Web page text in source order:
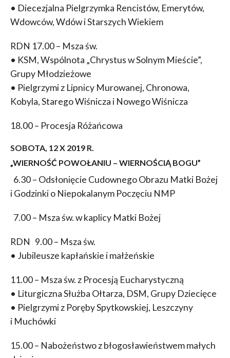
• Diecezjalna Pielgrzymka Rencistów, Emerytów,
Wdowców, Wdów i Starszych Wiekiem
RDN 17.00 – Msza św.
• KSM, Wspólnota „Chrystus w Solnym Mieście”,
Grupy Młodzieżowe
• Pielgrzymi z Lipnicy Murowanej, Chronowa,
Kobyla, Starego Wiśnicza i Nowego Wiśnicza
18.00 – Procesja Różańcowa
SOBOTA, 12 X 2019 R.
„WIERNOŚĆ POWOŁANIU – WIERNOŚCIĄ BOGU”
6.30 – Odsłonięcie Cudownego Obrazu Matki Bożej
i Godzinki o Niepokalanym Poczęciu NMP
7.00 – Msza św. w kaplicy Matki Bożej
RDN 9.00 – Msza św.
• Jubileusze kapłańskie i małżeńskie
11.00 – Msza św. z Procesją Eucharystyczną
• Liturgiczna Służba Ołtarza, DSM, Grupy Dziecięce
• Pielgrzymi z Poręby Spytkowskiej, Leszczyny
i Muchówki
15.00 – Nabożeństwo z błogosławieństwem małych